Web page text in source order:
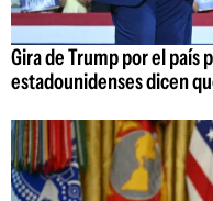
Gira de Trump por el país
estadounidenses dicen